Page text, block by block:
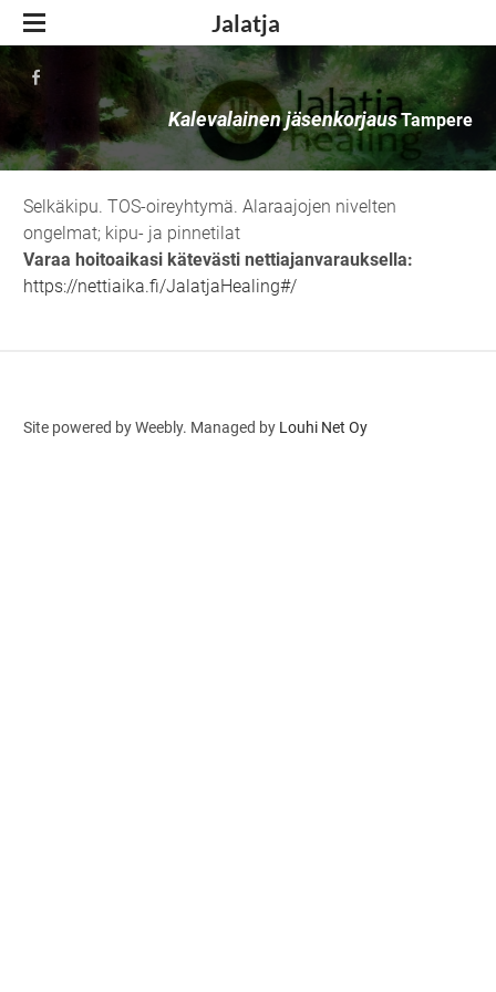
Jalatja
Jäsenkorjaus
Kalevalainen jäsenkorjaus
SI-nivelet ja lantiokori
Ajanvaraus
Yhteys
Kalevalainen jäsenkorjausTampere
Selkäkipu. TOS-oireyhtymä. Alaraajojen nivelten
ongelmat; kipu- ja pinnetilat
Varaa hoitoaikasi kätevästi nettiajanvarauksella:
https://nettiaika.fi/JalatjaHealing#/
Site powered by Weebly. Managed by Louhi Net Oy